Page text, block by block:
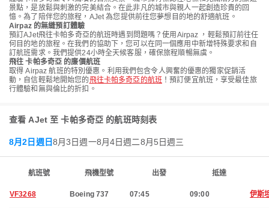
景點，是放鬆與刺激的完美結合。在此非凡的城市與親人一起創造珍貴的回
憶。為了陪伴您的旅程，AJet 為您提供前往您夢想目的地的舒適航班。
Airpaz 的無縫預訂體驗
預訂AJet飛往卡帕多奇亞的航班時遇到問題嗎？使用Airpaz ，輕鬆預訂前往任
何目的地的旅程。在我們的協助下，您可以在同一個應用中新增特殊要求和自
訂航班需求。我們提供24小時全天候客服，確保旅程順暢無虞。
飛往 卡帕多奇亞 的廉價航班
取得 Airpaz 航班的特別優惠。利用我們包含令人興奮的優惠的獨家促銷活
動，自信輕鬆地開始您的飛往卡帕多奇亞的航班 ！預訂便宜航班，享受最佳旅
行體驗和無與倫比的折扣。
查看 AJet 至 卡帕多奇亞 的航班時刻表
8月2日週日8月3日週一8月4日週二8月5日週三
航班號 飛機型號 出發 抵達
VF3268 Boeing 737 07:45 09:00 伊斯